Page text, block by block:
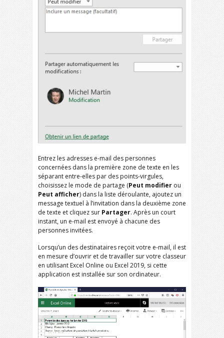
Entrez les adresses e-mail des personnes
concernées dans la première zone de texte en les
séparant entre-elles par des points-virgules,
choisissez le mode de partage (Peut modifier ou
Peut afficher) dans la liste déroulante, ajoutez un
message textuel à l’invitation dans la deuxième zone
de texte et cliquez sur Partager. Après un court
instant, un e-mail est envoyé à chacune des
personnes invitées.
Lorsqu’un des destinataires reçoit votre e-mail, il est
en mesure d’ouvrir et de travailler sur votre classeur
en utilisant Excel Online ou Excel 2019, si cette
application est installée sur son ordinateur.